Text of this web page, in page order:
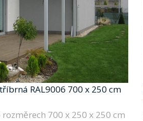
RAL9006 700 x 250 cm
700 x 250 x 250 cm